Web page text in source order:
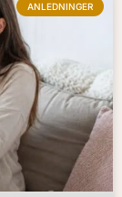
ANLEDNINGER